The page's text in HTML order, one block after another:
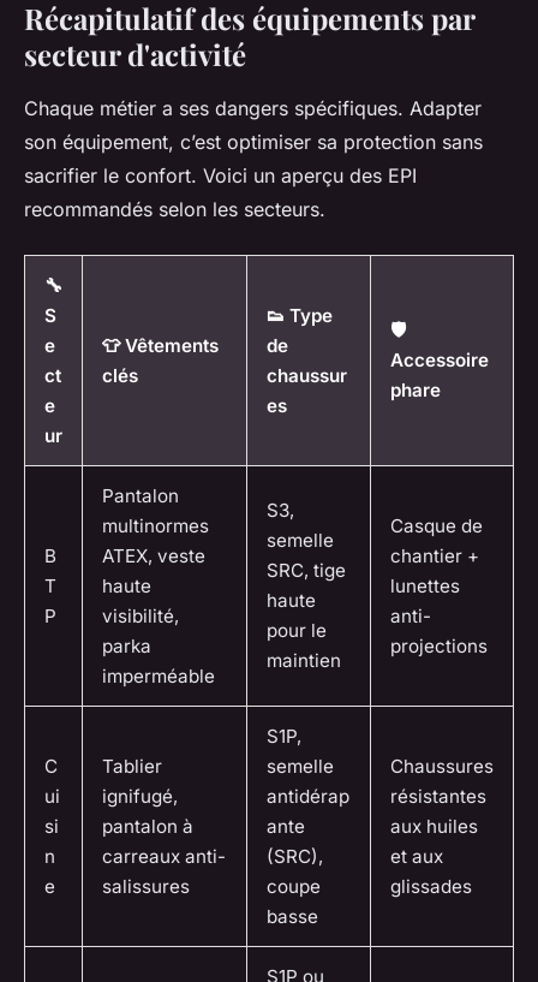
Récapitulatif des équipements par
secteur d'activité
Chaque métier a ses dangers spécifiques. Adapter
son équipement, c’est optimiser sa protection sans
sacrifier le confort. Voici un aperçu des EPI
recommandés selon les secteurs.
🔧
S
e
ct
e
ur
👕 Vêtements
clés
👟 Type
de
chaussur
es
🛡️
Accessoire
phare
B
T
P
Pantalon
multinormes
ATEX, veste
haute
visibilité,
parka
imperméable
S3,
semelle
SRC, tige
haute
pour le
maintien
Casque de
chantier +
lunettes
anti-
projections
C
ui
si
n
e
Tablier
ignifugé,
pantalon à
carreaux anti-
salissures
S1P,
semelle
antidérap
ante
(SRC),
coupe
basse
Chaussures
résistantes
aux huiles
et aux
glissades
S1P ou